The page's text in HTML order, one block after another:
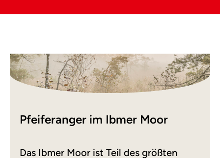
Pfeiferanger im Ibmer Moor
Das Ibmer Moor ist Teil des größten